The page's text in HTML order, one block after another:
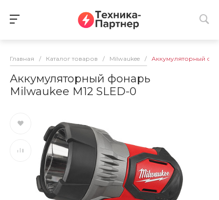
Главная / Каталог товаров / Milwaukee / Аккумуляторный
Аккумуляторный фонарь
Milwaukee M12 SLED-0